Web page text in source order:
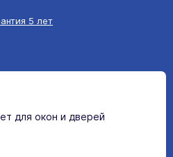
5 лет
для окон и дверей